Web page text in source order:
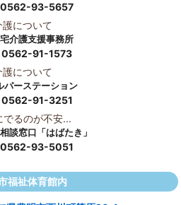
0562-93-5657
護について
介護支援事務所
0562-91-1573
護について
パーステーション
0562-91-3251
でるのが不安...
談窓口「はばたき」
0562-93-5051
福祉体育館内